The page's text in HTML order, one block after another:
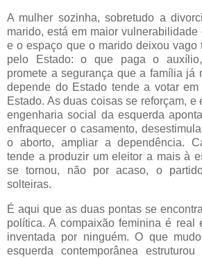
A mulher sozinha, sobretudo a
marido, está em maior vulnerabilidade
e o espaço que o marido deixou vago
pelo Estado: o que paga o
promete a segurança que a família já
depende do Estado tende a votar
Estado. As duas coisas se reforçam, e
engenharia social da esquerda
enfraquecer o casamento,
o aborto, ampliar a dependência.
tende a produzir um eleitor a mais à
se tornou, não por acaso, o
solteiras.
É aqui que as duas pontas se
política. A compaixão feminina é real
inventada por ninguém. O que
esquerda contemporânea